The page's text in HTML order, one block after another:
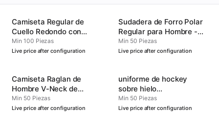
Camiseta Regular de
Cuello Redondo con
Puños para Hombre -
Ropa Deportiva
Min 100 Piezas
Live price after configuration
Sudadera de Forro Polar
Regular para Hombre -
Cómoda y Versátil
Min 50 Piezas
Live price after configuration
Camiseta Raglan de
Hombre V-Neck de
Rendimiento Oficial
Min 50 Piezas
Live price after configuration
uniforme de hockey
sobre hielo
personalizado para
hombres
Min 50 Piezas
Live price after configuration